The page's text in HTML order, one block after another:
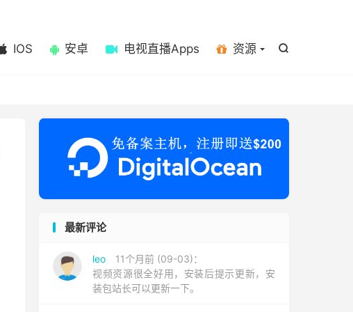

IOS 安卓 电视直播Apps 资源
最新评论
leo
11个月前 (09-03)：
视频资源很全好用，安装后提示更新，安
装包站长可以更新一下。